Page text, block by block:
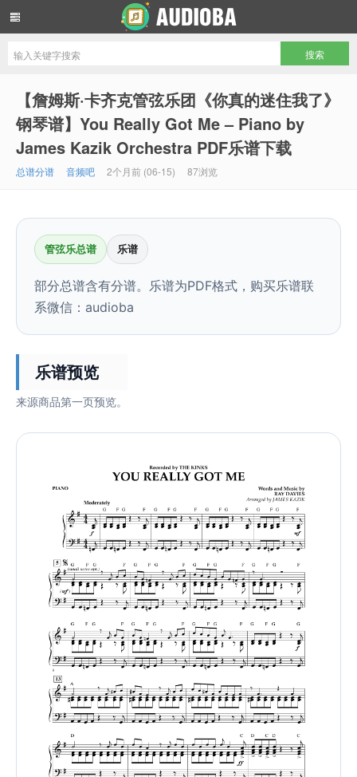
【詹姆斯·卡齐克管弦乐团《你真的迷住我了》
钢琴谱】You Really Got Me – Piano by
James Kazik Orchestra PDF乐谱下载
总谱分谱 音频吧 2个月前 (06-15) 87浏览
管弦乐总谱 乐谱
部分总谱含有分谱。乐谱为PDF格式，购买乐谱联
系微信：audioba
乐谱预览
来源商品第一页预览。